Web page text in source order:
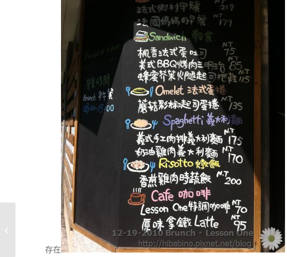
存在
[台中] 幾分甜烘焙工坊‧可口甜點 雞
蛋布丁Egg Pudding